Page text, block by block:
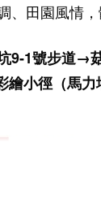
、田園風情
9-1號步道→
繪小徑（馬力